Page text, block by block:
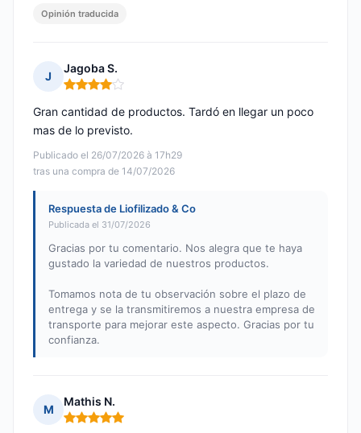
Opinión traducida
J
Jagoba S.
Nota: 4 de 5
Publicado el 26/07/2026 à 17h29
tras una compra de 14/07/2026
Gran cantidad de productos. Tardó en llegar un poco
mas de lo previsto.
Respuesta de Liofilizado & Co
Publicada el 31/07/2026
Gracias por tu comentario. Nos alegra que te haya
gustado la variedad de nuestros productos.
Tomamos nota de tu observación sobre el plazo de
entrega y se la transmitiremos a nuestra empresa de
transporte para mejorar este aspecto. Gracias por tu
confianza.
M
Mathis N.
Nota: 5 de 5